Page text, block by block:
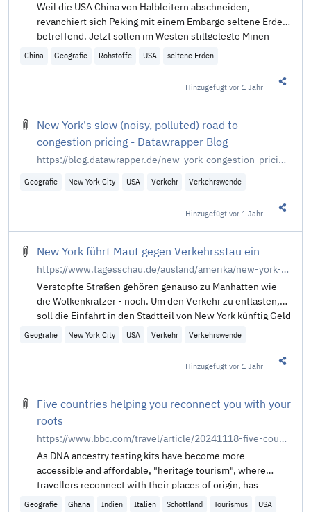
Weil die USA China von Halbleitern abschneiden,
revanchiert sich Peking mit einem Embargo seltene Erden
betreffend. Jetzt sollen im Westen stillgelegte Minen
wiedereröffnet werden
China Geografie Rohstoffe USA seltene Erden
Hinzugefügtvor 1 Jahr
New York's slow (noisy, polluted) road to
congestion pricing - Datawrapper Blog
https://blog.datawrapper.de/new-york-congestion-pricing/
Geografie New York City USA Verkehr Verkehrswende
Hinzugefügtvor 1 Jahr
New York führt Maut gegen Verkehrsstau ein
https://www.tagesschau.de/ausland/amerika/new-york-stau-gebuehr-100.html
Verstopfte Straßen gehören genauso zu Manhatten wie
die Wolkenkratzer - noch. Um den Verkehr zu entlasten,
soll die Einfahrt in den Stadtteil von New York künftig Geld
kosten. Für Pkw wird eine Mautgebühr von bis zu neun
Geografie New York City USA Verkehr Verkehrswende
Hinzugefügtvor 1 Jahr
Five countries helping you reconnect you with your
roots
https://www.bbc.com/travel/article/20241118-five-countries-helping-you-reconnect-you-with-your-roots
As DNA ancestry testing kits have become more
accessible and affordable, "heritage tourism", where
travellers reconnect with their places of origin, has
become more popular than ever.
Geografie Ghana Indien Italien Schottland Tourismus USA